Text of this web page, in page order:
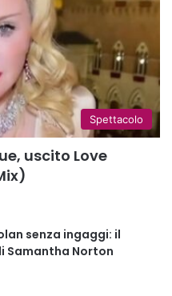
Spettacolo
uscito Love
senza ingaggi: il
Samantha Norton